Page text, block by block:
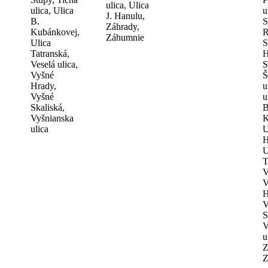
ulica, Ulica
B.
Kubánkovej,
Ulica
Tatranská,
Veselá ulica,
Vyšné
Hrady,
Vyšné
Skaliská,
Vyšnianska
ulica
ulica, Ulica
J. Hanulu,
Záhrady,
Záhumnie